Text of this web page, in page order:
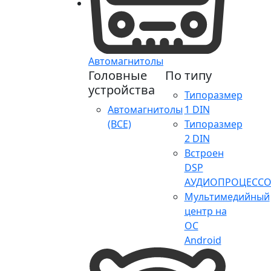
Автомагнитолы
Головные
устройства
Автомагнитолы
(ВСЕ)
По типу
Типоразмер
1 DIN
Типоразмер
2 DIN
Встроен
DSP
Мультимедийный
центр на
ОС
Android